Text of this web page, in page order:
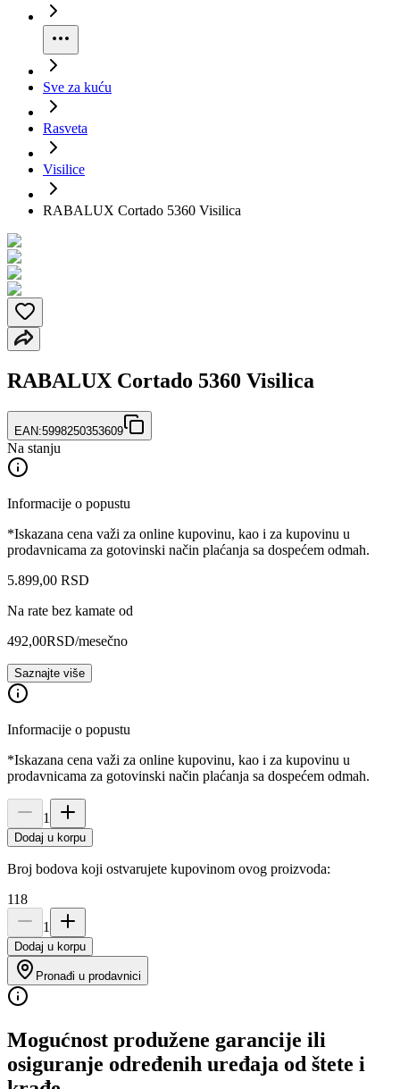
Sve za kuću
Rasveta
Visilice
RABALUX Cortado 5360 Visilica
RABALUX Cortado 5360 Visilica
EAN:5998250353609
Na stanju
Informacije o popustu
*Iskazana cena važi za online kupovinu, kao i za kupovinu u
prodavnicama za gotovinski način plaćanja sa dospećem odmah.
5.899,00 RSD
Na rate bez kamate od
492,00RSD/mesečno
Saznajte više
Informacije o popustu
*Iskazana cena važi za online kupovinu, kao i za kupovinu u
prodavnicama za gotovinski način plaćanja sa dospećem odmah.
1
Dodaj u korpu
Broj bodova koji ostvarujete kupovinom ovog proizvoda:
118
1
Dodaj u korpu
Pronađi u prodavnici
Mogućnost produžene garancije ili
osiguranje određenih uređaja od štete i